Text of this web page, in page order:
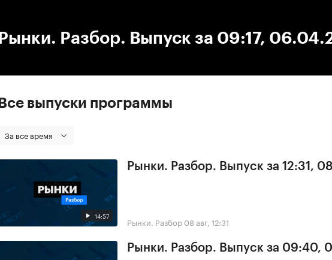
Рынки. Разбор. Выпуск за 09:17,
Все выпуски программы
За все время
14:57
Рынки. Разбор. Выпуск за 12:31,
Рынки. Разбор 08 авг, 12:31
Рынки. Разбор. Выпуск за 09:40,